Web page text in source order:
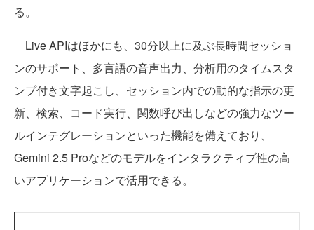
る。
Live APIはほかにも、30分以上に及ぶ長時間セッショ
ンのサポート、多言語の音声出力、分析用のタイムスタ
ンプ付き文字起こし、セッション内での動的な指示の更
新、検索、コード実行、関数呼び出しなどの強力なツー
ルインテグレーションといった機能を備えており、
Gemini 2.5 Proなどのモデルをインタラクティブ性の高
いアプリケーションで活用できる。